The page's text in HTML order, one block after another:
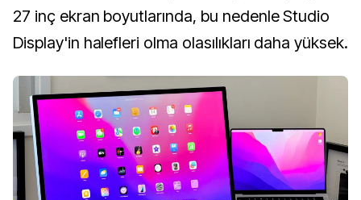
27 inç ekran boyutlarında, bu nedenle Studio
Display'in halefleri olma olasılıkları daha yüksek.